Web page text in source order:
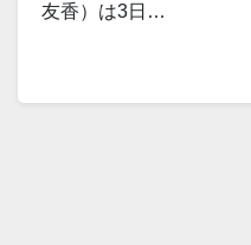
友香）は3日…